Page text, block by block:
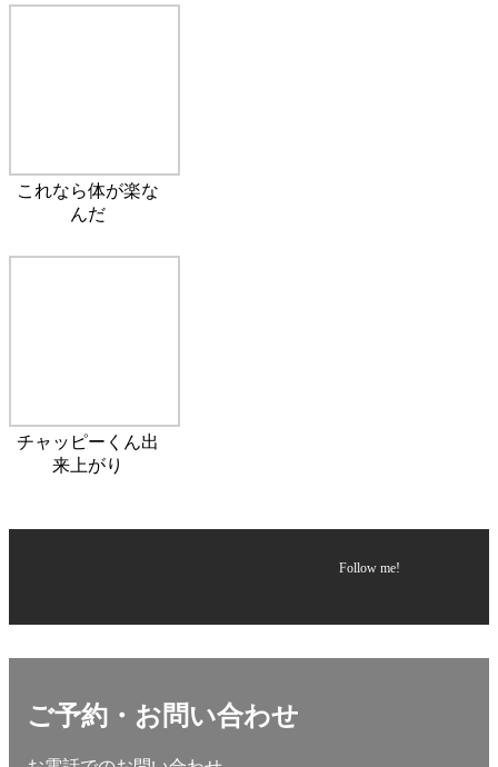
これなら体が楽な
んだ
チャッピーくん出
来上がり
Follow me!
ご予約・お問い合わせ